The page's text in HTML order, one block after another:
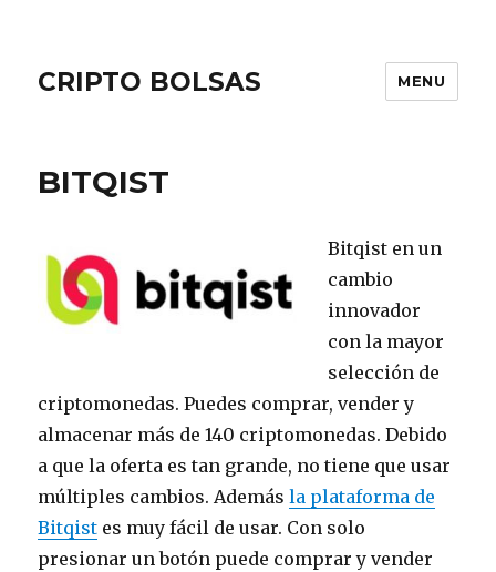
CRIPTO BOLSAS MENU
BITQIST
Bitqist en un
cambio
innovador
con la mayor
selección de
criptomonedas. Puedes comprar, vender y
almacenar más de 140 criptomonedas. Debido
a que la oferta es tan grande, no tiene que usar
múltiples cambios. Ademásla plataforma de
Bitqist es muy fácil de usar. Con solo
presionar un botón puede comprar y vender